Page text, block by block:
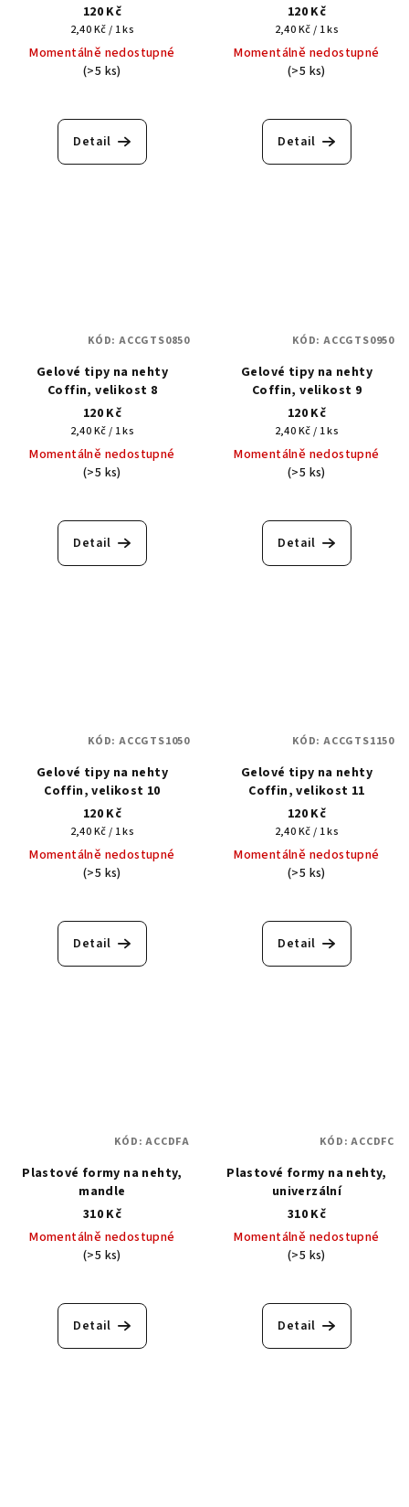
120 Kč
Měrná
cena:
2,40 Kč / 1 ks
Momentálně nedostupné
(>5 ks)
Detail
120 Kč
Měrná
cena:
2,40 Kč / 1 ks
Momentálně nedostupné
(>5 ks)
Detail
Gelové tipy na nehty
Coffin, velikost 8
120 Kč
Měrná
cena:
2,40 Kč / 1 ks
Momentálně nedostupné
(>5 ks)
Detail
KÓD: ACCGTS0850
Gelové tipy na nehty
Coffin, velikost 9
120 Kč
Měrná
cena:
2,40 Kč / 1 ks
Momentálně nedostupné
(>5 ks)
Detail
KÓD: ACCGTS0950
Gelové tipy na nehty
Coffin, velikost 10
120 Kč
Měrná
cena:
2,40 Kč / 1 ks
Momentálně nedostupné
(>5 ks)
Detail
KÓD: ACCGTS1050
Gelové tipy na nehty
Coffin, velikost 11
120 Kč
Měrná
cena:
2,40 Kč / 1 ks
Momentálně nedostupné
(>5 ks)
Detail
KÓD: ACCGTS1150
Plastové formy na nehty,
mandle
310 Kč
Momentálně nedostupné
(>5 ks)
Detail
KÓD:ACCDFA
Plastové formy na nehty,
univerzální
310 Kč
Momentálně nedostupné
(>5 ks)
Detail
KÓD:ACCDFC